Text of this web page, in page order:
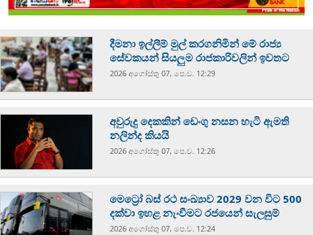
දීමනා ඉල්ලීම් මුල් කරගනිමින් මේ රාජ්‍ය
සේවකයන් සියලුම රාජකාරිවලින් ඉවතට
2026 අගෝස්‍තු 07, පෙ.ව. 12:29
අවුරුදු දෙකකින් ඩෙංගු නසන හැටි ඇමති
නලින්ද කියයි
2026 අගෝස්‍තු 07, පෙ.ව. 12:26
මෙට්‍රෝ බස් රථ සංඛ්‍යාව 2029 වන විට 500
දක්වා ඉහළ නැංවීමට රජයෙන් සැලසුම්
2026 අගෝස්‍තු 07, පෙ.ව. 12:24